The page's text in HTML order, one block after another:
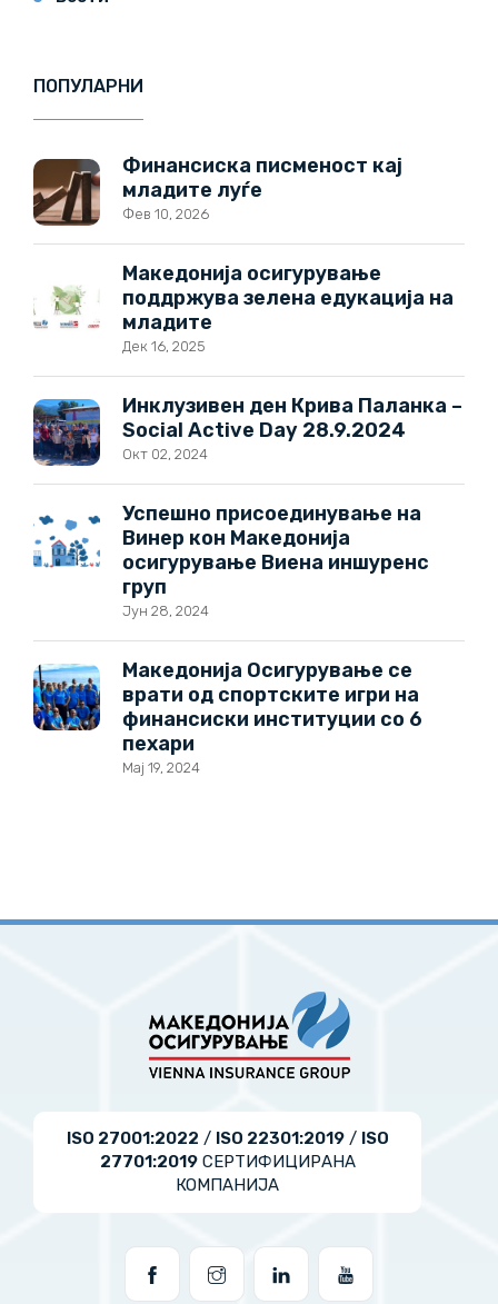
ПОПУЛАРНИ
Финансиска писменост кај
младите луѓе
Фев 10, 2026
Македонија осигурување
поддржува зелена едукација на
младите
Дек 16, 2025
Инклузивен ден Крива Паланка –
Social Active Day 28.9.2024
Окт 02, 2024
Успешно присоединување на
Винер кон Македонија
осигурување Виена иншуренс
груп
Јун 28, 2024
Македонија Осигурување се
врати од спортските игри на
финансиски институции со 6
пехари
Мај 19, 2024
ISO 27001:2022 / ISO 22301:2019/ ISO
27701:2019СЕРТИФИЦИРАНА
КОМПАНИЈА